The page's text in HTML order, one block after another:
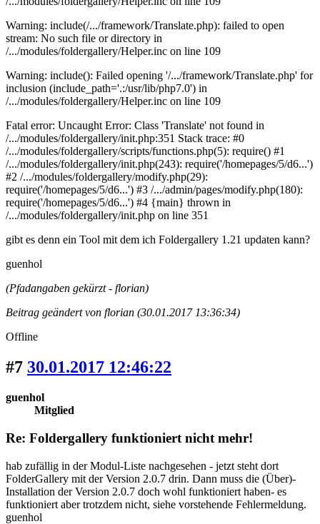
Warning: include(/.../framework/Translate.php): failed to open
stream: No such file or directory in
/.../modules/foldergallery/Helper.inc on line 109
Warning: include(): Failed opening '/.../framework/Translate.php' for
inclusion (include_path='.:/usr/lib/php7.0') in
/.../modules/foldergallery/Helper.inc on line 109
Fatal error: Uncaught Error: Class 'Translate' not found in
/.../modules/foldergallery/init.php:351 Stack trace: #0
/.../modules/foldergallery/scripts/functions.php(5): require() #1
/.../modules/foldergallery/init.php(243): require('/homepages/5/d6...')
#2 /.../modules/foldergallery/modify.php(29):
require('/homepages/5/d6...') #3 /.../admin/pages/modify.php(180):
require('/homepages/5/d6...') #4 {main} thrown in
/.../modules/foldergallery/init.php on line 351
gibt es denn ein Tool mit dem ich Foldergallery 1.21 updaten kann?
guenhol
(Pfadangaben gekürzt - florian)
Beitrag geändert von florian (30.01.2017 13:36:34)
Offline
#7 30.01.2017 12:46:22
guenhol
Mitglied
Re: Foldergallery funktioniert nicht mehr!
hab zufällig in der Modul-Liste nachgesehen - jetzt steht dort
FolderGallery mit der Version 2.0.7 drin. Dann muss die (Über)-
Installation der Version 2.0.7 doch wohl funktioniert haben- es
funktioniert aber trotzdem nicht, siehe vorstehende Fehlermeldung.
guenhol